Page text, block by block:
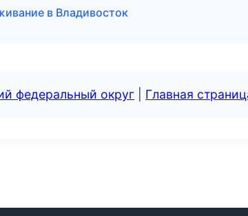
в Владивосток
федеральный округ Главная